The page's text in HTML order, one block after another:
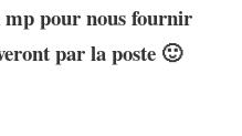
mp pour nous fournir
par la poste 🙂